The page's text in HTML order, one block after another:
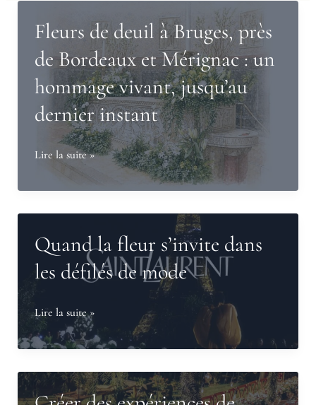
Fleurs de deuil à Bruges, près
de Bordeaux et Mérignac : un
hommage vivant, jusqu’au
dernier instant
Fleurs
deuil
à
Bruges,
près
de
et
Mérignac
un
hommage
Lire la suite »
Quand la fleur s’invite dans
les défilés de mode
Quand
la
fleur
s’invite
dans
Lire la suite »